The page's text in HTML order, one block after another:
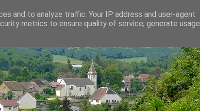
and to analyze traffic. Your IP address and user-agent
metrics to ensure quality of service, generate usage